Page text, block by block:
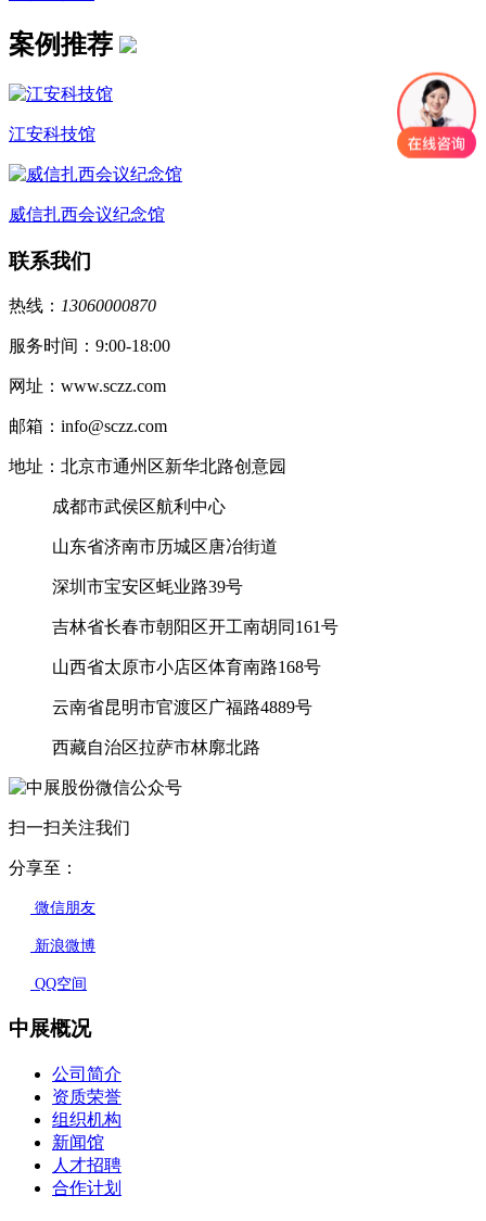
案例推荐
江安科技馆
威信扎西会议纪念馆
联系我们
热线： 13060000870
服务时间：9:00-18:00
网址：www.sczz.com
邮箱：info@sczz.com
地址：北京市通州区新华北路创意园
成都市武侯区航利中心
山东省济南市历城区唐冶街道
深圳市宝安区蚝业路39号
吉林省长春市朝阳区开工南胡同161号
山西省太原市小店区体育南路168号
云南省昆明市官渡区广福路4889号
西藏自治区拉萨市林廓北路
扫一扫关注我们
分享至：
微信朋友
新浪微博
QQ空间
中展概况
公司简介
资质荣誉
组织机构
新闻馆
人才招聘
合作计划